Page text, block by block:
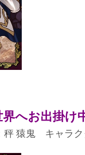
へお出掛け
猿鬼 キャラク